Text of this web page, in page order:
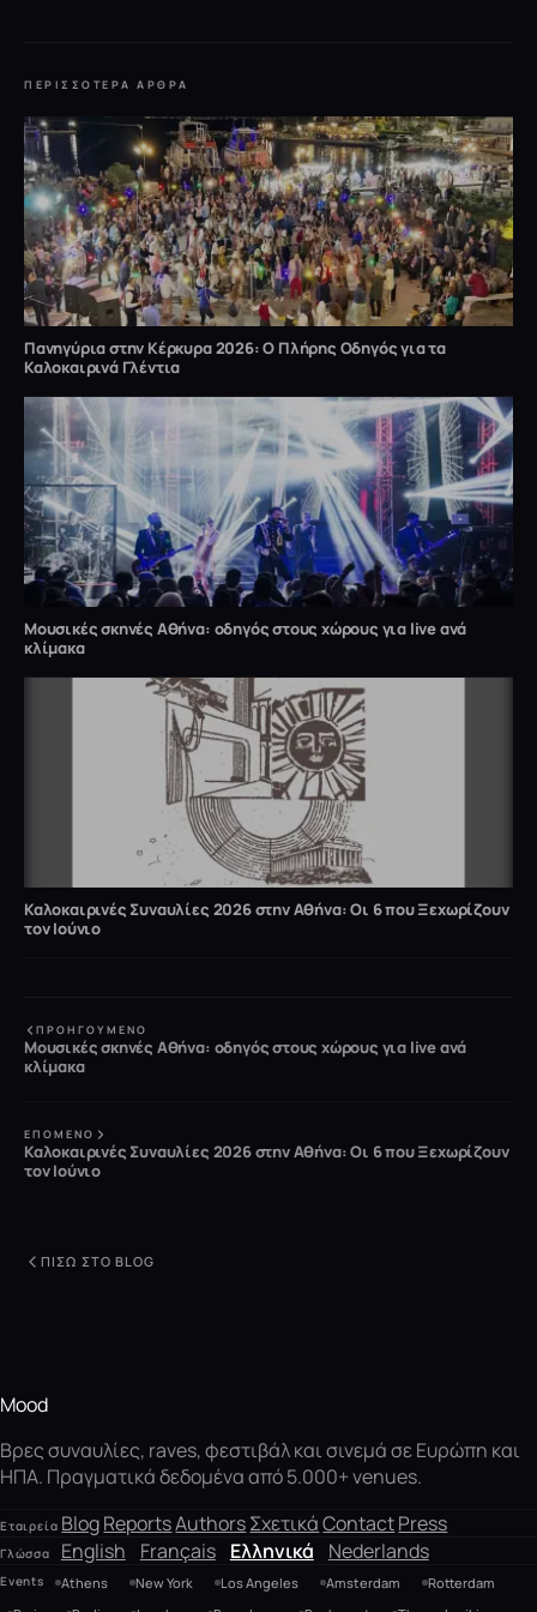
ΠΕΡΙΣΣΌΤΕΡΑ ΆΡΘΡΑ
Πανηγύρια στην Κέρκυρα 2026: Ο Πλήρης Οδηγός για τα
Καλοκαιρινά Γλέντια
Μουσικές σκηνές Αθήνα: οδηγός στους χώρους για live ανά
κλίμακα
Καλοκαιρινές Συναυλίες 2026 στην Αθήνα: Οι 6 που Ξεχωρίζουν
τον Ιούνιο
ΠΡΟΗΓΟΎΜΕΝΟ
Μουσικές σκηνές Αθήνα: οδηγός στους χώρους για live ανά
κλίμακα
ΕΠΌΜΕΝΟ
Καλοκαιρινές Συναυλίες 2026 στην Αθήνα: Οι 6 που Ξεχωρίζουν
τον Ιούνιο
ΠΊΣΩ ΣΤΟ BLOG
Mood
Βρες συναυλίες, raves, φεστιβάλ και σινεμά σε Ευρώπη και
ΗΠΑ. Πραγματικά δεδομένα από 5.000+ venues.
Εταιρεία BlogReportsAuthorsΣχετικά ContactPress
Γλώσσα English Français Ελληνικά Nederlands
Events Athens New York Los Angeles Amsterdam
Rotterdam